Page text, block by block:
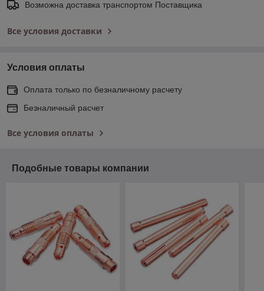
Возможна доставка транспортом Поставщика
Все условия доставки
Условия оплаты
Оплата только по безналичному расчету
Безналичный расчет
Все условия оплаты
Подобные товары компании